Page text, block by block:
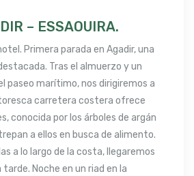
– ESSAOUIRA.
Primera parada en Agadir, una
Tras el almuerzo y un
paseo marítimo, nos dirigiremos a
carretera costera ofrece
conocida por los árboles de argán
a ellos en busca de alimento.
a lo largo de la costa, llegaremos
tarde. Noche en un riad en la